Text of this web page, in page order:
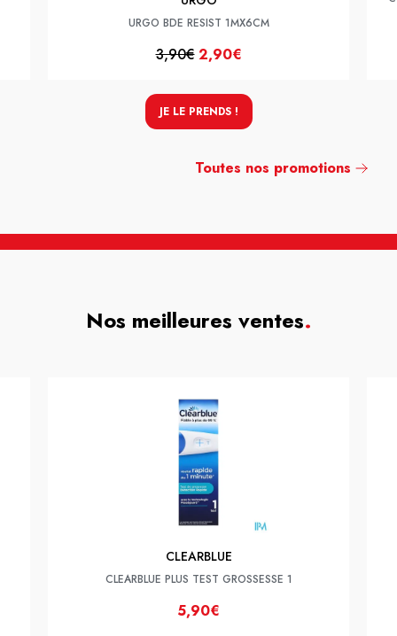
URGO BDE RESIST 1MX6CM
3,90€2,90€
JE LE PRENDS !
Toutes nos promotions
Nos meilleures ventes.
CLEARBLUE
CLEARBLUE PLUS TEST GROSSESSE 1
5,90€